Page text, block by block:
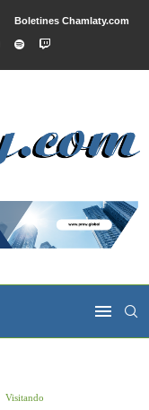
Boletines Chamlaty.com
Visitando